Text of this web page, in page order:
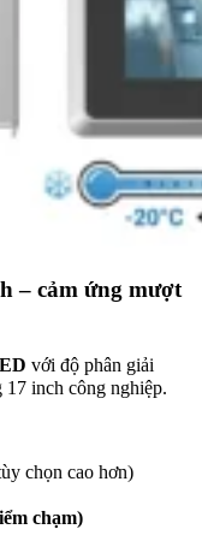
– cảm ứng mượt
với độ phân giải
17 inch công nghiệp.
chọn cao hơn)
chạm)